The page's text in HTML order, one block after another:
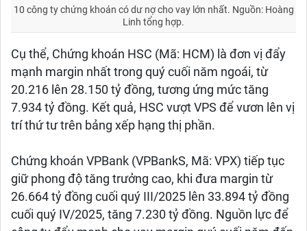
10 công ty chứng khoán có dư nợ cho vay lớn nhất. Nguồn: Hoàng
Linh tổng hợp.
Cụ thể, Chứng khoán HSC (Mã: HCM) là đơn vị đẩy
mạnh margin nhất trong quý cuối năm ngoái, từ
20.216 lên 28.150 tỷ đồng, tương ứng mức tăng
7.934 tỷ đồng. Kết quả, HSC vượt VPS để vươn lên vị
trí thứ tư trên bảng xếp hạng thị phần.
Chứng khoán VPBank (VPBankS, Mã: VPX) tiếp tục
giữ phong độ tăng trưởng cao, khi đưa margin từ
26.664 tỷ đồng cuối quý III/2025 lên 33.894 tỷ đồng
cuối quý IV/2025, tăng 7.230 tỷ đồng. Nguồn lực để